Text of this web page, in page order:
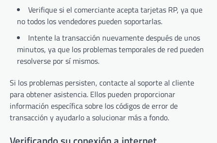
Verifique si el comerciante acepta tarjetas RP, ya que
no todos los vendedores pueden soportarlas.
Intente la transacción nuevamente después de unos
minutos, ya que los problemas temporales de red pueden
resolverse por sí mismos.
Si los problemas persisten, contacte al soporte al cliente
para obtener asistencia. Ellos pueden proporcionar
información específica sobre los códigos de error de
transacción y ayudarlo a solucionar más a fondo.